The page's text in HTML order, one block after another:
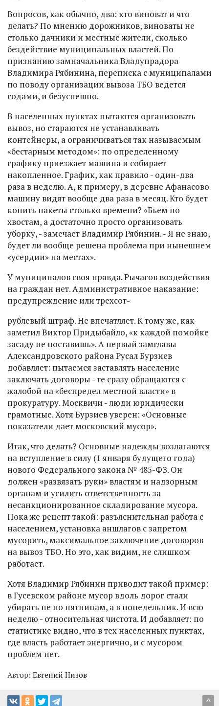
Вопросов, как обычно, два: кто виноват и что
делать? По мнению дорожников, виноваты не
столько дачники и местные жители, сколько
бездействие муниципальных властей. По
признанию замначальника Владупрадора
Владимира Рябинина, переписка с муниципалами
по поводу организации вывоза ТБО ведется
годами, и безуспешно.
В населенных пунктах пытаются организовать
вывоз, но стараются не устанавливать
контейнеры, а ограничиваться так называемым
«бестарным методом»: по определенному
графику приезжает машина и собирает
накопленное. График, как правило - один-два
раза в неделю. А, к примеру, в деревне Афанасово
машину видят вообще два раза в месяц. Кто будет
копить пакеты столько времени? «Бьем по
хвостам, а достаточно просто организовать
уборку, - замечает Владимир Рябинин. - Я не знаю,
будет ли вообще решена проблема при нынешнем
«усердии» на местах».
У муниципалов своя правда. Рычагов воздействия
на граждан нет. Административное наказание:
предупреждение или трехсот-
рублевый штраф. Не впечатляет. К тому же, как
заметил Виктор Придыбайло, «к каждой помойке
засаду не поставишь». А первый замглавы
Александровского района Русал Бурзиев
добавляет: пытаемся заставлять население
заключать договоры - те сразу обращаются с
жалобой на «беспредел местной власти» в
прокуратуру. Москвичи - люди юридически
грамотные. Хотя Бурзиев уверен: «Основные
показатели дает московский мусор».
Итак, что делать? Основные надежды возлагаются
на вступление в силу (1 января будущего года)
нового Федерального закона № 485-ФЗ. Он
должен «развязать руки» властям и надзорным
органам и усилить ответственность за
несанкционированное складирование мусора.
Пока же рецепт такой: разъяснительная работа с
населением, установка аншлагов с запретом
мусорить, максимальное заключение договоров
на вывоз ТБО. Но это, как видим, не слишком
работает.
Хотя Владимир Рябинин приводит такой пример:
в Гусевском районе мусор вдоль дорог стали
убирать не по пятницам, а в понедельник. И всю
неделю - относительная чистота. И добавляет: по
статистике видно, что в тех населенных пунктах,
где власть работает энергично, и с мусором
проблем нет.
Автор: Евгений Низов
^